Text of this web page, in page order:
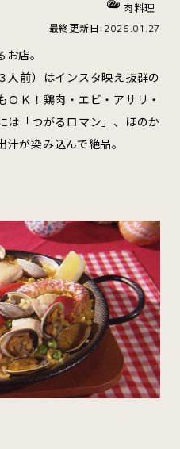
すべてのカテゴリをみる
原市
三沢市
すべてのエリアをみる
肉料理
最終更新日:2026.01.27
店。
人前）はインスタ映え抜群の
ＯＫ！鶏肉・エビ・アサリ・
は「つがるロマン」、ほのか
が染み込んで絶品。